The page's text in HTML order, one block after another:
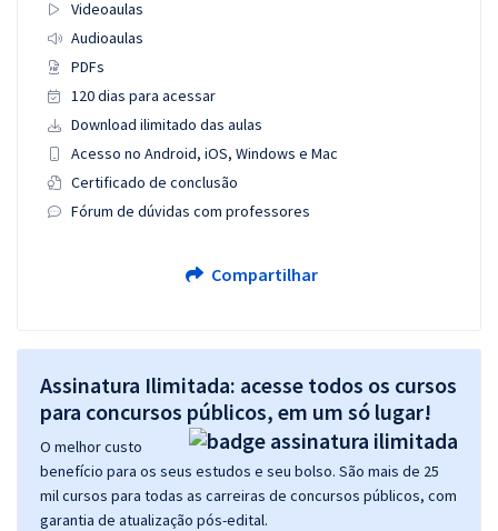
Videoaulas
Audioaulas
PDFs
120 dias para acessar
Download ilimitado das aulas
Acesso no Android, iOS, Windows e Mac
Certificado de conclusão
Fórum de dúvidas com professores
Compartilhar
Assinatura Ilimitada: acesse todos os cursos
para concursos públicos, em um só lugar!
O melhor custo
benefício para os seus estudos e seu bolso. São mais de 25
mil cursos para todas as carreiras de concursos públicos, com
garantia de atualização pós-edital.